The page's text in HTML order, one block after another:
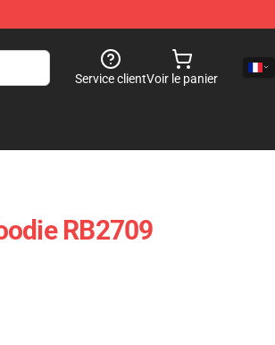
Service clientVoir le panier
RB2709